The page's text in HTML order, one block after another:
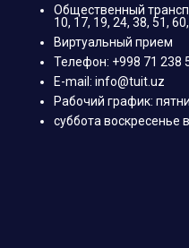
Общественный
10, 17, 19, 24, 38, 51,
Виртуальный прием
Телефон: +998 71 238
E-mail: info@tuit.uz
Рабочий график:
суббота воскресенье